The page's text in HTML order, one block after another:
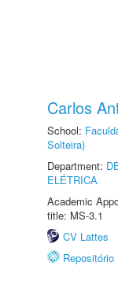
Carlos
School:
Solteira)
Department:
ELÉTRICA
Academic
title: MS-3.1
CV Lattes